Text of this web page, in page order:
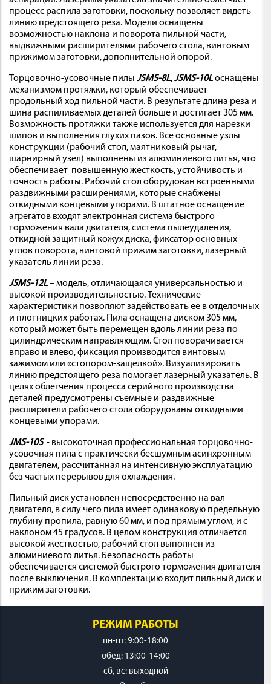
процесс распила заготовки, поскольку позволяет видеть
линию предстоящего реза. Модели оснащены
возможностью наклона и поворота пильной части,
выдвижными расширителями рабочего стола, винтовым
прижимом заготовки, дополнительной опорой.
Торцовочно-усовочные пилы JSMS-8L,JSMS-10Lоснащены
механизмом протяжки, который обеспечивает
продольный ход пильной части. В результате длина реза и
шина распиливаемых деталей больше и достигает 305 мм.
Возможность протяжки также используется для нарезки
шипов и выполнения глухих пазов. Все основные узлы
конструкции (рабочий стол, маятниковый рычаг,
шарнирный узел) выполнены из алюминиевого литья, что
обеспечивает повышенную жесткость, устойчивость и
точность работы. Рабочий стол оборудован встроенными
раздвижными расширениями, которые снабжены
откидными концевыми упорами. В штатное оснащение
агрегатов входят электронная система быстрого
торможения вала двигателя, система пылеудаления,
откидной защитный кожух диска, фиксатор основных
углов поворота, винтовой прижим заготовки, лазерный
указатель линии реза.
JSMS-12L– модель, отличающаяся универсальностью и
высокой производительностью. Технические
характеристики позволяют задействовать ее в отделочных
и плотницких работах. Пила оснащена диском 305 мм,
который может быть перемещен вдоль линии реза по
цилиндрическим направляющим. Стол поворачивается
вправо и влево, фиксация производится винтовым
зажимом или «стопором-защелкой». Визуализировать
линию предстоящего реза помогает лазерный указатель. В
целях облегчения процесса серийного производства
деталей предусмотрены съемные и раздвижные
расширители рабочего стола оборудованы откидными
концевыми упорами.
JMS-10S- высокоточная профессиональная торцовочно-
усовочная пила с практически бесшумным асинхронным
двигателем, рассчитанная на интенсивную эксплуатацию
без частых перерывов для охлаждения.
Пильный диск установлен непосредственно на вал
двигателя, в силу чего пила имеет одинаковую предельную
глубину пропила, равную 60 мм, и под прямым углом, и с
наклоном 45 градусов. В целом конструкция отличается
высокой жесткостью, рабочий стол выполнен из
алюминиевого литья. Безопасность работы
обеспечивается системой быстрого торможения двигателя
после выключения. В комплектацию входит пильный диск и
прижим заготовки.
РЕЖИМ РАБОТЫ
пн-пт: 9:00-18:00
обед: 13:00-14:00
cб, вс: выходной